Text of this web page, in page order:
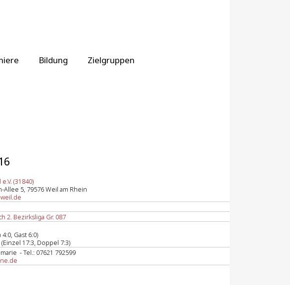
Bildung Zielgruppen
(31840)
Allee 5, 79576 Weil am Rhein
2. Bezirksliga Gr. 087
Gast 6:0)
17:3, Doppel 7:3)
- Tel.: 07621 792599